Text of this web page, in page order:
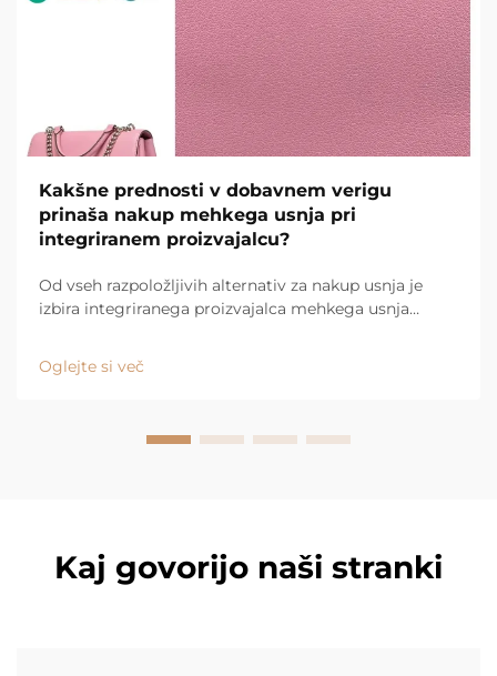
Kakšne prednosti v dobavnem verigu
prinaša nakup mehkega usnja pri
integriranem proizvajalcu?
Od vseh razpoložljivih alternativ za nakup usnja je
izbira integriranega proizvajalca mehkega usnja
surovine, proizvodnjo in dostavo običajno povzroči
neucinkovit dobavni proces. ...
Oglejte si več
Kaj govorijo naši stranki